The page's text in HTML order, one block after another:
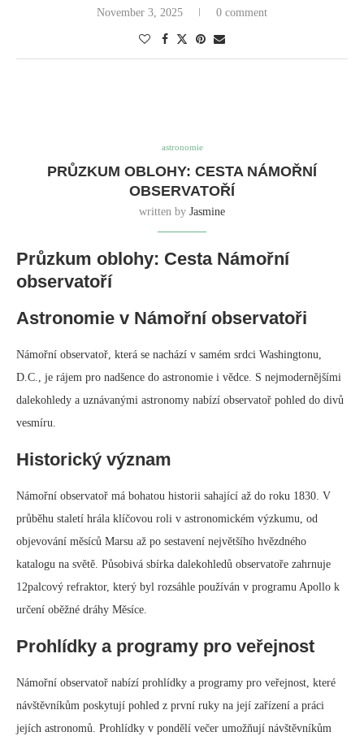
November 3, 2025 0 comment
astronomie
PRŮZKUM OBLOHY: CESTA NÁMOŘNÍ
OBSERVATOŘÍ
written by Jasmine
Průzkum oblohy: Cesta Námořní
observatoří
Astronomie v Námořní observatoři
Námořní observatoř, která se nachází v samém srdci Washingtonu,
D.C., je rájem pro nadšence do astronomie i vědce. S nejmodernějšími
dalekohledy a uznávanými astronomy nabízí observatoř pohled do divů
vesmíru.
Historický význam
Námořní observatoř má bohatou historii sahající až do roku 1830. V
průběhu staletí hrála klíčovou roli v astronomickém výzkumu, od
objevování měsíců Marsu až po sestavení největšího hvězdného
katalogu na světě. Působivá sbírka dalekohledů observatoře zahrnuje
12palcový refraktor, který byl rozsáhle používán v programu Apollo k
určení oběžné dráhy Měsíce.
Prohlídky a programy pro veřejnost
Námořní observatoř nabízí prohlídky a programy pro veřejnost, které
návštěvníkům poskytují pohled z první ruky na její zařízení a práci
jejích astronomů. Prohlídky v pondělí večer umožňují návštěvníkům